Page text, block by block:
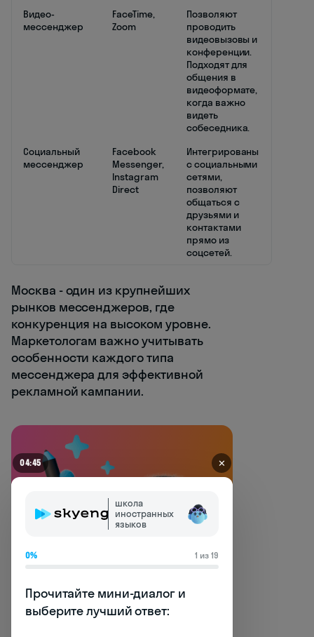
Видео-
мессенджер
FaceTime,
Zoom
Позволяют
проводить
видеовызовы и
конференции.
Подходят для
общения в
видеоформате,
когда важно
видеть
собеседника.
Социальный
мессенджер
Facebook
Messenger,
Instagram
Direct
Интегрированы
с социальными
сетями,
позволяют
общаться с
друзьями и
контактами
прямо из
соцсетей.
Москва - один из крупнейших
рынков мессенджеров, где
конкуренция на высоком уровне.
Маркетологам важно учитывать
особенности каждого типа
мессенджера для эффективной
рекламной кампании.
04:45 ✕
школа
иностранных
языков
0% 1 из 19
Прочитайте мини-диалог и
выберите лучший ответ: